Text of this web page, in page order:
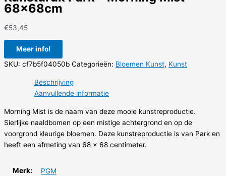
68x68cm
€53,45
Meer info!
SKU: cf7b5f04050b Categorieën: Bloemen Kunst, Kunst
Beschrijving
Aanvullende informatie
Morning Mist is de naam van deze mooie kunstreproductie.
Sierlijke naaldbomen op een mistige achtergrond en op de
voorgrond kleurige bloemen. Deze kunstreproductie is van Park en
heeft een afmeting van 68 x 68 centimeter.
Merk: PGM